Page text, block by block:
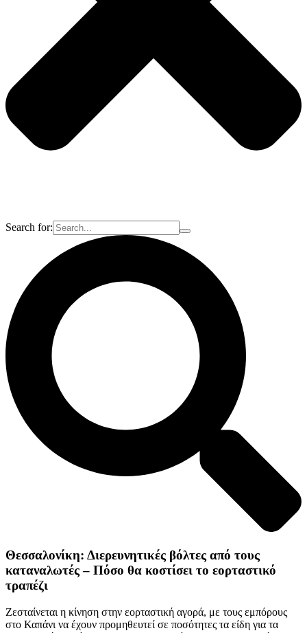
Search for:
Θεσσαλονίκη: Διερευνητικές βόλτες από τους
καταναλωτές – Πόσο θα κοστίσει το εορταστικό
τραπέζι
Ζεσταίνεται η κίνηση στην εορταστική αγορά, με τους εμπόρους
στο Καπάνι να έχουν προμηθευτεί σε ποσότητες τα είδη για τα